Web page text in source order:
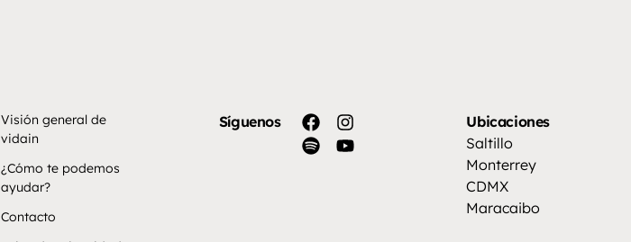
Visión general de
vidain
¿Cómo te podemos
ayudar?
Contacto
Síguenos
Ubicaciones
Saltillo
Monterrey
CDMX
Maracaibo